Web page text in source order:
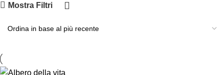
Mostra Filtri